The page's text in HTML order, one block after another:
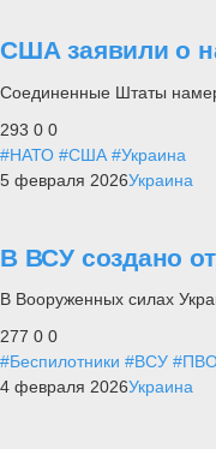
США заявили о
Соединенные Штаты
293 0 0
#НАТО #США #Украина
5 февраля 2026Украина
В ВСУ создано
В Вооруженных силах
277 0 0
#Беспилотники #ВСУ
4 февраля 2026Украина